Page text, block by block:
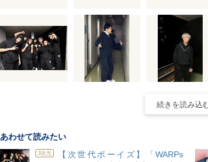
続きを読み込
あわせて読みたい
3次元
【次世代ボーイズ】「WARPs